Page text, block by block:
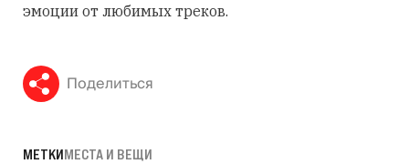
эмоции от любимых треков.
Поделиться
МЕТКИМЕСТА И ВЕЩИ